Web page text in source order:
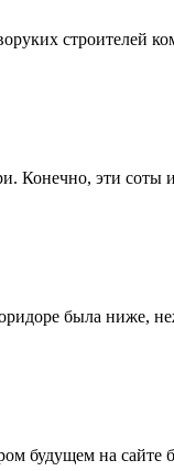
строителей
Конечно, эти соты
была ниже,
будущем на сайте